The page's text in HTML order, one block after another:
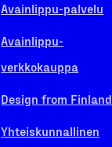
Avainlippu-palvelu
Avainlippu-
verkkokauppa
Design from Finland
Yhteiskunnallinen